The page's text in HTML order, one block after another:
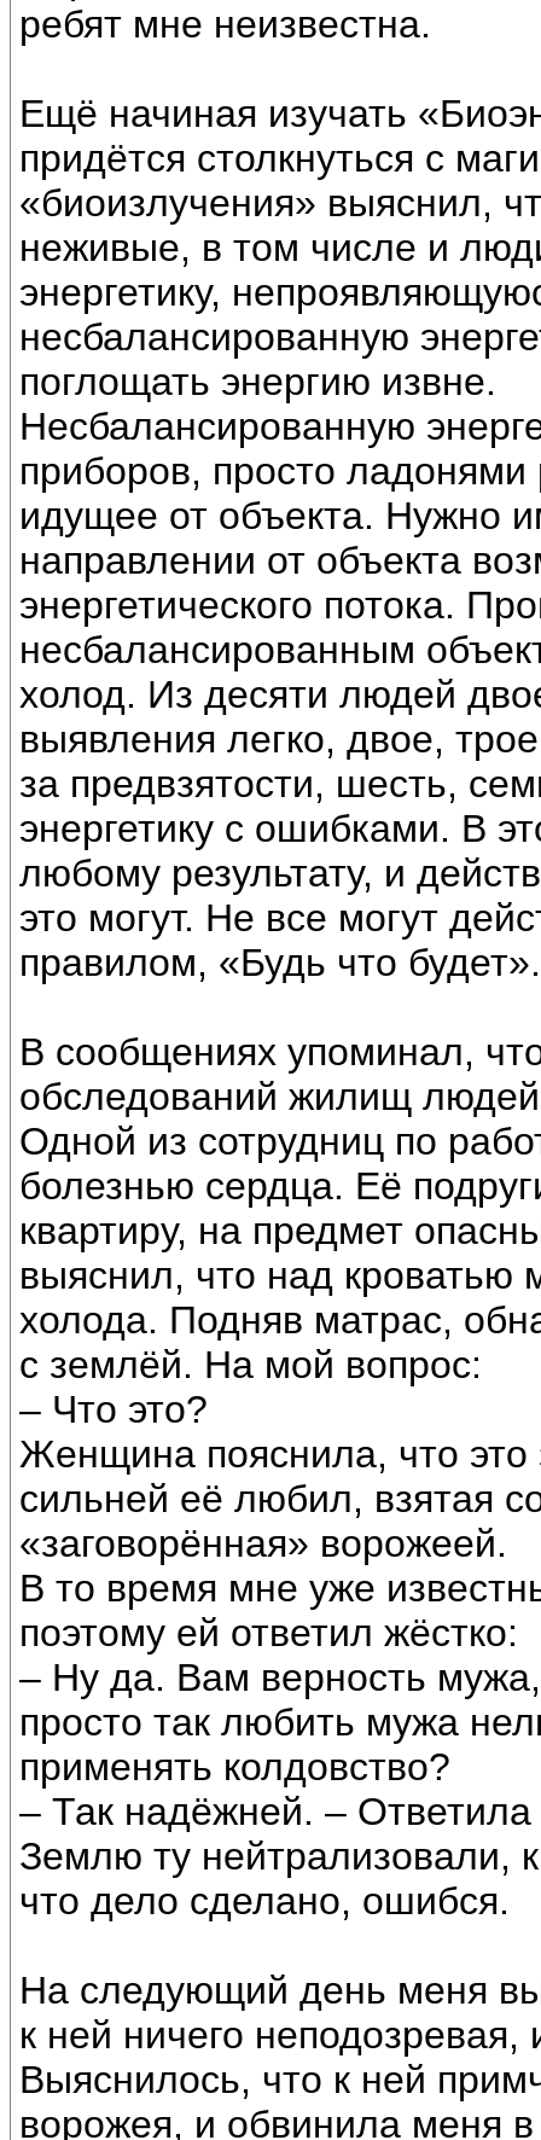
ребят мне неизвестна.
Ещё начиная изучать
придётся столкнуться с
«биоизлучения» выяснил,
неживые, в том числе и
энергетику,
несбалансированную
поглощать энергию извне.
Несбалансированную
приборов, просто
идущее от объекта. Нужно
направлении от объекта
энергетического потока.
несбалансированным
холод. Из десяти людей
выявления легко, двое,
за предвзятости, шесть,
энергетику с ошибками. В
любому результату, и
это могут. Не все могут
правилом, «Будь что будет».
В сообщениях упоминал,
обследований жилищ
Одной из сотрудниц по
болезнью сердца. Её
квартиру, на предмет
выяснил, что над кроватью
холода. Подняв матрас,
с землёй. На мой вопрос:
– Что это?
Женщина пояснила, что это
сильней её любил, взятая
«заговорённая» ворожеей.
В то время мне уже
поэтому ей ответил жёстко:
– Ну да. Вам верность
просто так любить мужа
применять колдовство?
– Так надёжней. –
Землю ту нейтрализовали,
что дело сделано, ошибся.
На следующий день меня
к ней ничего
Выяснилось, что к ней
ворожея, и обвинила меня